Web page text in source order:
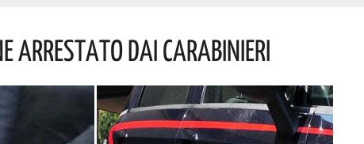
2026, COME RICHIEDERLO ALL’INPS E A CHI SPETTA
PER IMPRESE, LAVORO ED ENERGIA SOSTENIBILE. I DETTAGLI
Arrestato Dai Carabinieri